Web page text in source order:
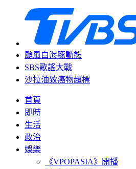
颱風白海豚動態
SBS歌謠大戰
沙拉油致癌物超標
首頁
即時
生活
政治
娛樂
《VPOPASIA》開播